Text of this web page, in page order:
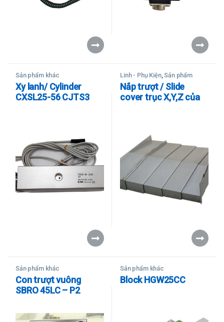
Sản phẩm khác
Xy lanh/ Cylinder
CXSL25-56 CJTS3
Linh - Phụ Kiện,Sản phẩm
khác
Ugint (Máy gia công
CNC)
Nắp trượt / Slide
cover trục X,Y,Z của
Sản phẩm khác
Con trượt vuông
SBRO 45LC – P2
Sản phẩm khác
Block HGW25CC